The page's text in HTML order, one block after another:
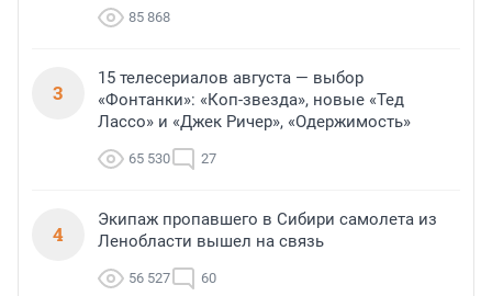
85 868
3
15 телесериалов августа — выбор
«Фонтанки»: «Коп-звезда», новые «Тед
Лассо» и «Джек Ричер», «Одержимость»
65 530 27
4
Экипаж пропавшего в Сибири самолета из
Ленобласти вышел на связь
56 527 60